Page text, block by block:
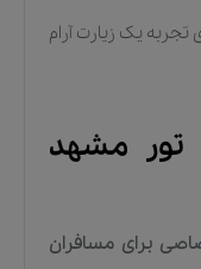
یک زیارت آرام
تور مشهد
برای مسافران